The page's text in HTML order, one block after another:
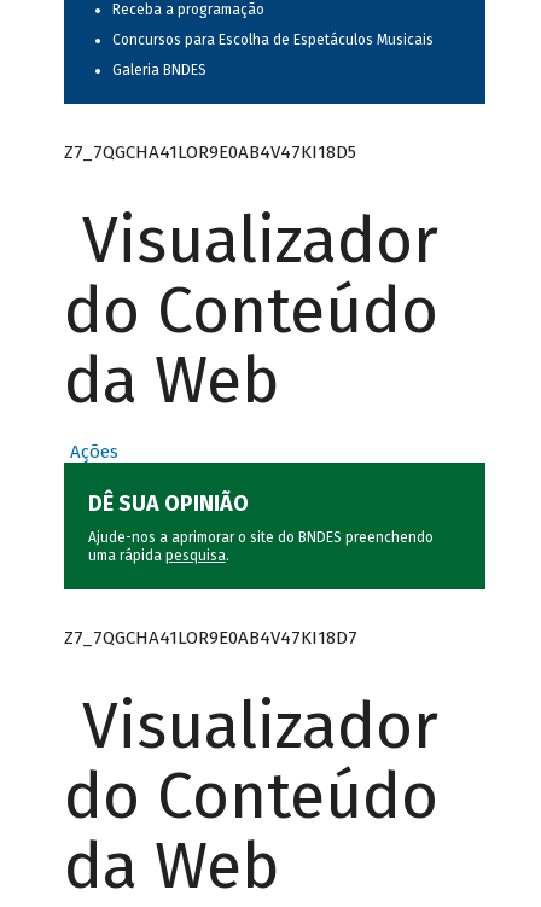
Receba a programação
Concursos para Escolha de Espetáculos Musicais
Galeria BNDES
Z7_7QGCHA41LOR9E0AB4V47KI18D5
Visualizador
do Conteúdo
da Web
Ações
DÊ SUA OPINIÃO
Ajude-nos a aprimorar o site do BNDES preenchendo
uma rápida pesquisa.
Z7_7QGCHA41LOR9E0AB4V47KI18D7
Visualizador
do Conteúdo
da Web